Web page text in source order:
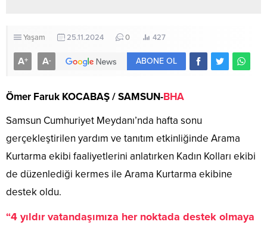
Yaşam 25.11.2024 0 427
A+ A- ABONE OL
Ömer Faruk KOCABAŞ / SAMSUN-BHA
Samsun Cumhuriyet Meydanı’nda hafta sonu
gerçekleştirilen yardım ve tanıtım etkinliğinde Arama
Kurtarma ekibi faaliyetlerini anlatırken Kadın Kolları ekibi
de düzenlediği kermes ile Arama Kurtarma ekibine
destek oldu.
“4 yıldır vatandaşımıza her noktada destek olmaya